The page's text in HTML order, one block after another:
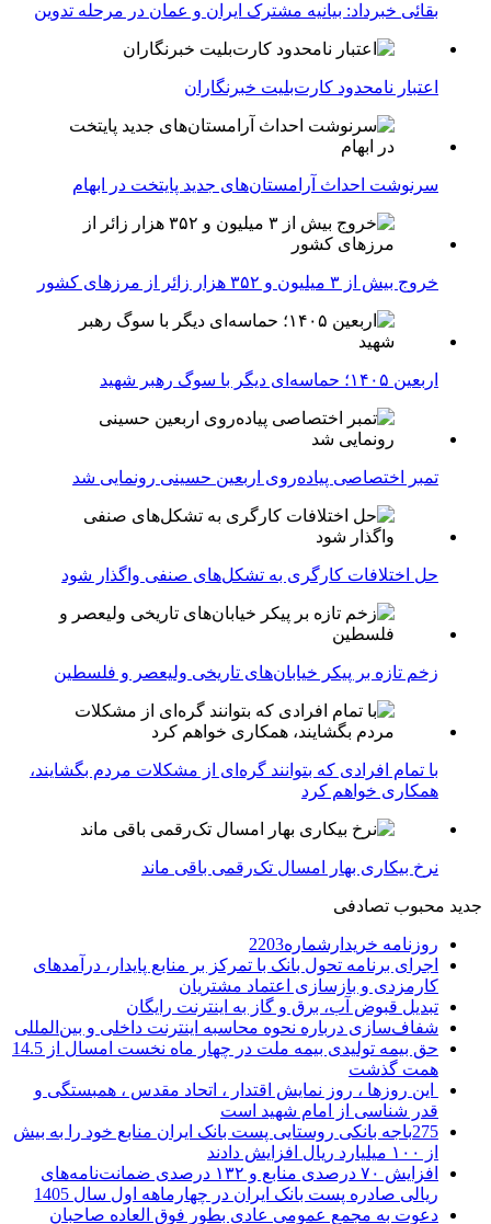
بقائی خبرداد: بیانیه مشترک ایران و عمان در مرحله تدوین
اعتبار نامحدود کارت‌بلیت خبرنگاران
سرنوشت احداث آرامستان‌های جدید پایتخت در ابهام
خروج بیش از ۳ میلیون و ۳۵۲ هزار زائر از مرزهای کشور
اربعین ۱۴۰۵؛ حماسه‌ای دیگر با سوگ رهبر شهید
تمبر اختصاصی پیاده‌روی اربعین حسینی رونمایی شد
حل اختلافات کارگری به تشکل‌های صنفی واگذار شود
زخم تازه بر پیکر خیابان‌های تاریخی ولیعصر و فلسطین
با تمام افرادی که بتوانند گره‌ای از مشکلات مردم بگشایند،
همکاری خواهم کرد
نرخ بیکاری بهار امسال تک‌رقمی باقی ماند
جدید محبوب تصادفی
روزنامه خریدارشماره2203
اجرای برنامه تحول بانک با تمرکز بر منابع پایدار، درآمدهای
کارمزدی و بازسازی اعتماد مشتریان
تبدیل قبوض آب، برق و گاز به اینترنت رایگان
شفاف‌سازی درباره نحوه محاسبه اینترنت داخلی و بین‌المللی
حق بیمه تولیدی بیمه ملت در چهار ماه نخست امسال از 14.5
همت گذشت
این روزها ، روز نمایش اقتدار ، اتحاد مقدس ، همبستگی و
قدر شناسی از امام شهید است
275باجه بانکی روستایی پست بانک ایران منابع خود را به بیش
از ۱۰۰ میلیارد ریال افزایش دادند
افزایش ۷۰ درصدی منابع و ۱۳۲ درصدی ضمانت‌نامه‌های
ریالی صادره پست بانک ایران در چهارماهه اول سال 1405
دعوت به مجمع عمومی عادی بطور فوق العاده صاحبان